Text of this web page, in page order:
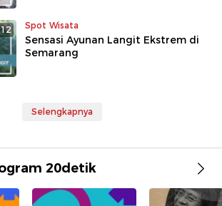
Spot Wisata
Sensasi Ayunan Langit Ekstrem di
Semarang
Selengkapnya
20detik